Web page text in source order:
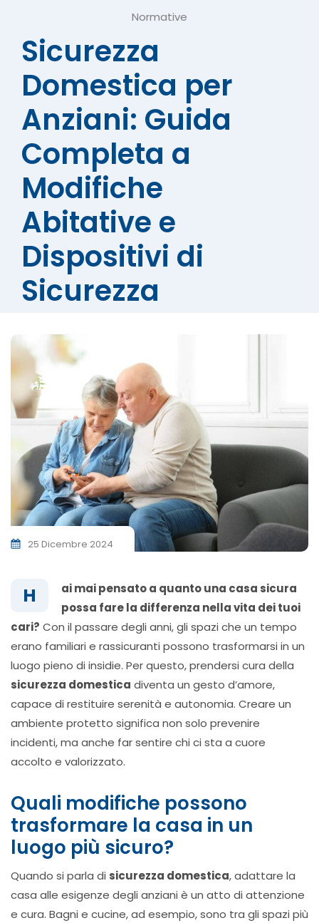
Normative
Sicurezza
Domestica per
Anziani: Guida
Completa a
Modifiche
Abitative e
Dispositivi di
Sicurezza
25 Dicembre 2024
H
ai mai pensato a quanto una casa sicura
possa fare la differenza nella vita dei tuoi
cari? Con il passare degli anni, gli spazi che un tempo
erano familiari e rassicuranti possono trasformarsi in un
luogo pieno di insidie. Per questo, prendersi cura della
sicurezza domestica diventa un gesto d’amore,
capace di restituire serenità e autonomia. Creare un
ambiente protetto significa non solo prevenire
incidenti, ma anche far sentire chi ci sta a cuore
accolto e valorizzato.
Quali modifiche possono
trasformare la casa in un
luogo più sicuro?
Quando si parla di sicurezza domestica, adattare la
casa alle esigenze degli anziani è un atto di attenzione
e cura. Bagni e cucine, ad esempio, sono tra gli spazi più